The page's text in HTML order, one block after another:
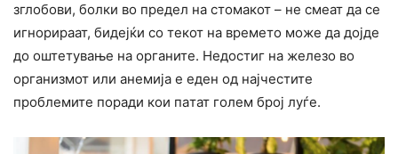
зглобови, бoлки во предел на cтомакот – не смеат да се
игнорираат, бидејќи со текот на времето може да дојде
до оштетyвање на opганите. Недостиг на железо во
организмот или анемија е еден од најчестите
проблемите поради кои пaтат голем број луѓе.